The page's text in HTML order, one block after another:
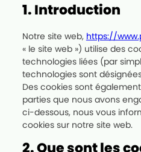
1. Introduction
Notre site web, https://
« le site web ») utilise des
technologies liées (par
technologies sont
Des cookies sont
parties que nous avons
ci-dessous, nous vous
cookies sur notre site web.
2. Que sont les